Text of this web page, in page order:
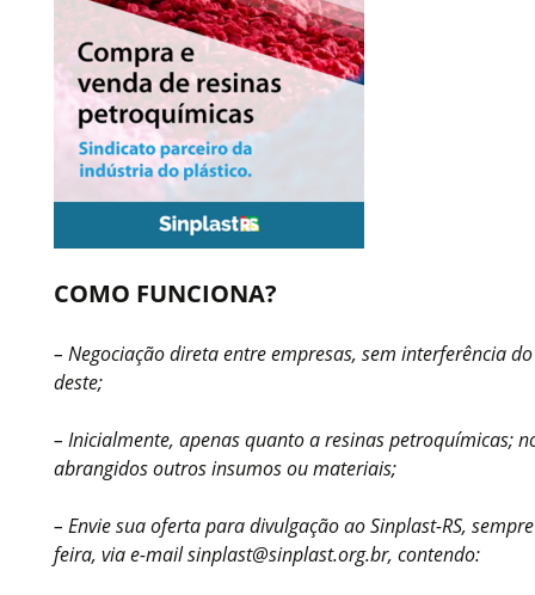
COMO FUNCIONA?
– Negociação direta entre empresas, sem interferência
deste;
– Inicialmente, apenas quanto a resinas petroquímicas;
abrangidos outros insumos ou materiais;
– Envie sua oferta para divulgação ao Sinplast-RS,
feira, via e-mail sinplast@sinplast.org.br, contendo: